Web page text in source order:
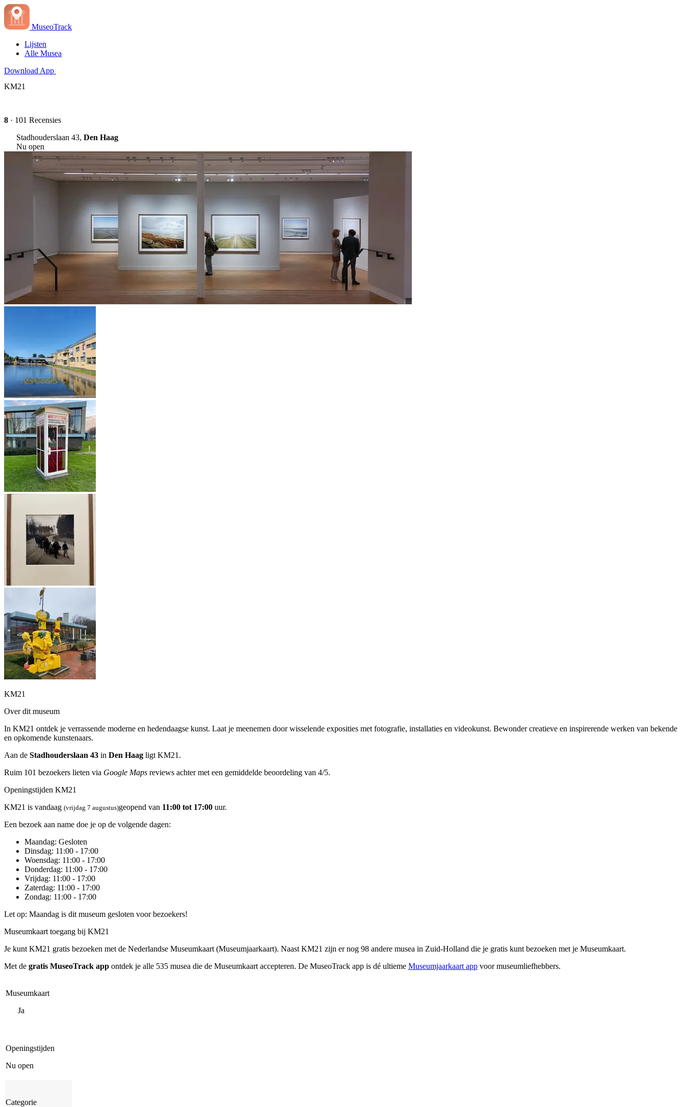
MuseoTrack
Lijsten
Alle Musea
Download App
KM21
8 · 101 Recensies
Stadhouderslaan 43, Den Haag
Nu open
KM21
Over dit museum
In KM21 ontdek je verrassende moderne en hedendaagse kunst. Laat je meenemen door wisselende exposities met fotografie, installaties en videokunst. Bewonder creatieve en inspirerende werken van bekende
en opkomende kunstenaars.
Aan de Stadhouderslaan 43 in Den Haag ligt KM21.
Ruim 101 bezoekers lieten via Google Maps reviews achter met een gemiddelde beoordeling van 4/5.
Openingstijden KM21
KM21 is vandaag (vrijdag 7 augustus)geopend van 11:00 tot 17:00 uur.
Een bezoek aan name doe je op de volgende dagen:
Maandag: Gesloten
Dinsdag: 11:00 - 17:00
Woensdag: 11:00 - 17:00
Donderdag: 11:00 - 17:00
Vrijdag: 11:00 - 17:00
Zaterdag: 11:00 - 17:00
Zondag: 11:00 - 17:00
Let op: Maandag is dit museum gesloten voor bezoekers!
Museumkaart toegang bij KM21
Je kunt KM21 gratis bezoeken met de Nederlandse Museumkaart (Museumjaarkaart). Naast KM21 zijn er nog 98 andere musea in Zuid-Holland die je gratis kunt bezoeken met je Museumkaart.
Met de gratis MuseoTrack app ontdek je alle 535 musea die de Museumkaart accepteren. De MuseoTrack app is dé ultieme Museumjaarkaart app voor museumliefhebbers.
Museumkaart
Ja
Openingstijden
Nu open
Categorie